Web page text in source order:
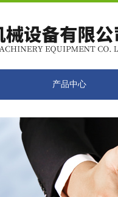
产品中心